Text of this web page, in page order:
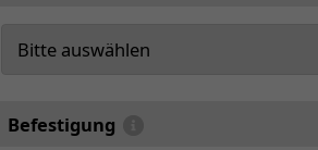
Befestigung